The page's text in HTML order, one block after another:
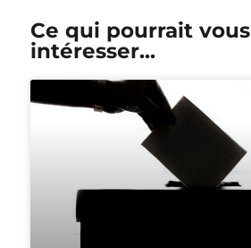
Ce qui pourrait vous
intéresser...